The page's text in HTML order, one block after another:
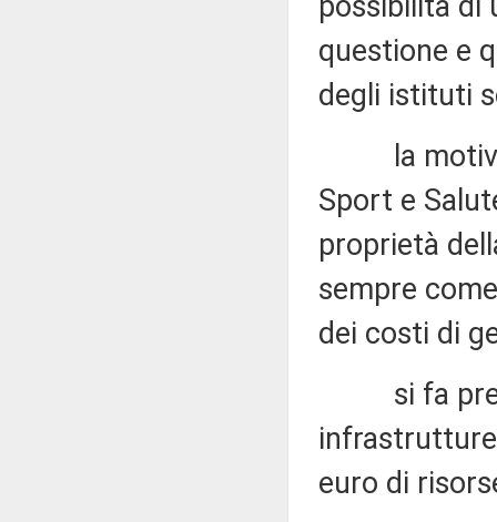
questione e
degli istituti
la
Sport e
proprietà
sempre
dei costi di
si fa
euro di